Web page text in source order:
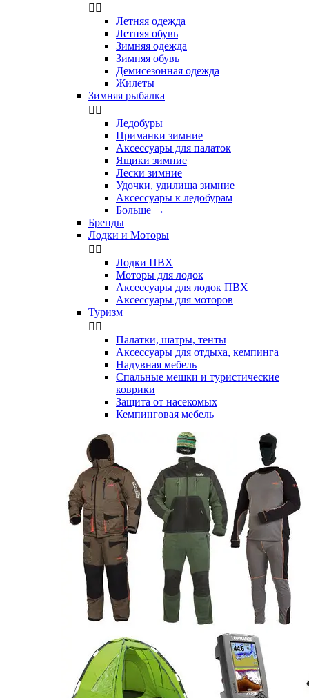
 
Летняя одежда
Летняя обувь
Зимняя одежда
Зимняя обувь
Демисезонная одежда
Жилеты
Зимняя рыбалка
 
Ледобуры
Приманки зимние
Аксессуары для палаток
Ящики зимние
Лески зимние
Удочки, удилища зимние
Аксессуары к ледобурам
Больше →
Бренды
Лодки и Моторы
 
Лодки ПВХ
Моторы для лодок
Аксессуары для лодок ПВХ
Аксессуары для моторов
Туризм
 
Палатки, шатры, тенты
Аксессуары для отдыха, кемпинга
Надувная мебель
Спальные мешки и туристические
коврики
Защита от насекомых
Кемпинговая мебель